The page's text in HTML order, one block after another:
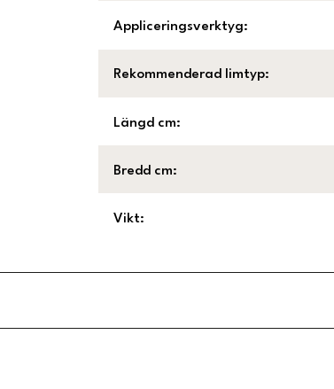
Appliceringsverktyg:
Rekommenderad limtyp:
Längd cm:
Bredd cm:
Vikt: